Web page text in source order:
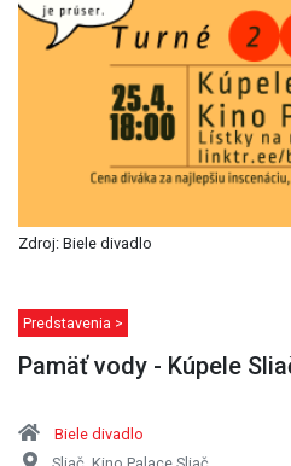
Zdroj: Biele divadlo
Predstavenia >
Pamäť vody - Kúpele
Biele divadlo